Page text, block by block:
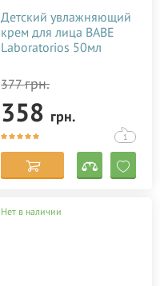
Детский увлажняющий
крем для лица BABE
Laboratorios 50мл
377грн.
358 грн.
1
Нет в наличии